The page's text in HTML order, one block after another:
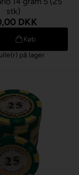
stk)
DKK
Køb
på lager